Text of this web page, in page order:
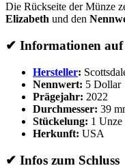
Die Rückseite der Münze
Elizabeth und den
✔ Informationen auf
Hersteller:
Nennwert: 5 Dollar
Prägejahr: 2022
Durchmesser: 39
Stückelung: 1 Unze
Herkunft: USA
✔ Infos zum Schluss